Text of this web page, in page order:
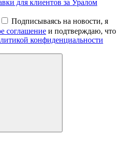
для клиентов за Уралом
Подписываясь на новости, я
соглашение и подтверждаю, что
конфиденциальности